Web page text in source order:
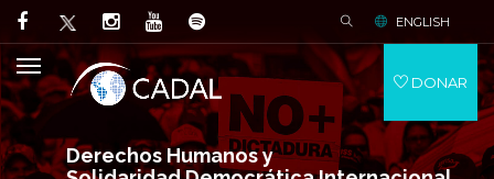
Derechos Humanos y
ENGLISH
DONAR